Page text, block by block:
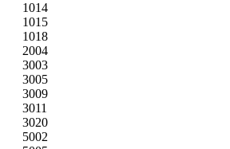
1014
1015
1018
2004
3003
3005
3009
3011
3020
5002